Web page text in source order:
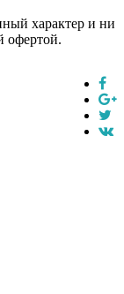
характер и ни
офертой.